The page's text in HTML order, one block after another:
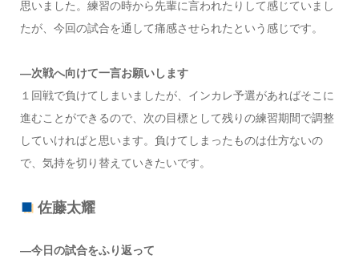
思いました。練習の時から先輩に言われたりして感じていまし
たが、今回の試合を通して痛感させられたという感じです。
―次戦へ向けて一言お願いします
１回戦で負けてしまいましたが、インカレ予選があればそこに
進むことができるので、次の目標として残りの練習期間で調整
していければと思います。負けてしまったものは仕方ないの
で、気持を切り替えていきたいです。
佐藤太耀
―今日の試合をふり返って